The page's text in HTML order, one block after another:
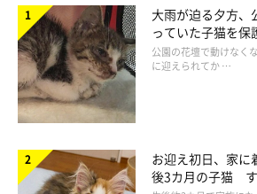
大雨が迫る夕方、
っていた子猫を
と“姉妹”のような
公園の花壇で動けなく
に迎えられてか …
お迎え初日、家に
後3カ月の子猫